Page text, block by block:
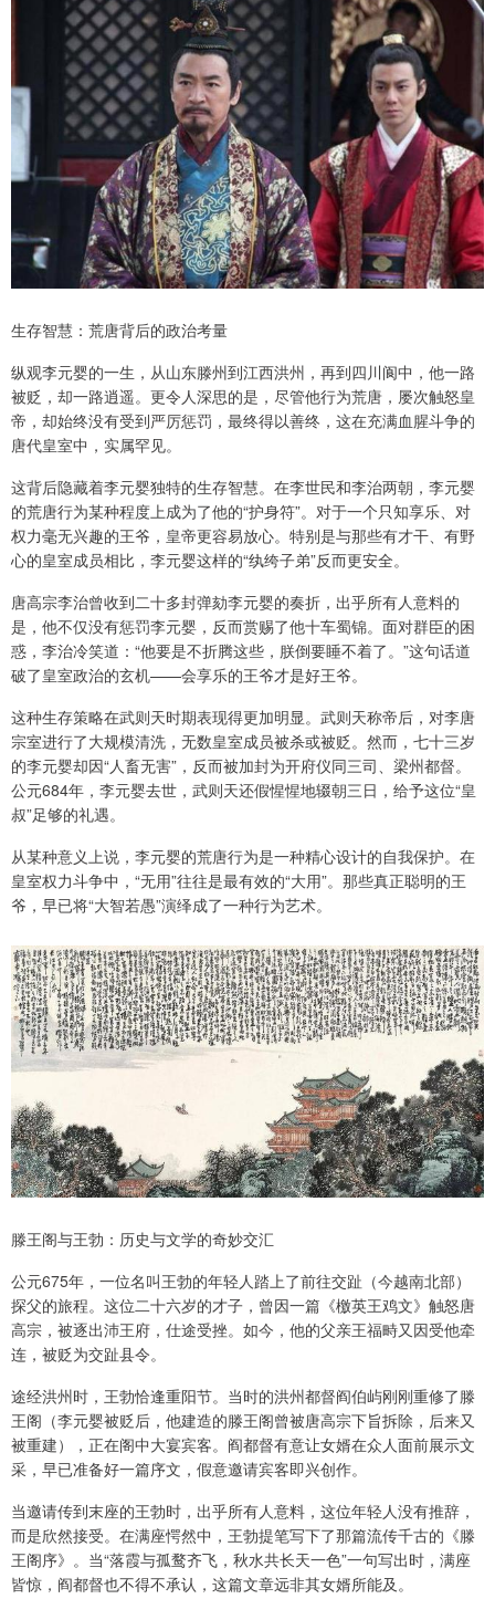
生存智慧：荒唐背后的政治考量
纵观李元婴的一生，从山东滕州到江西洪州，再到四川阆中，他一路
被贬，却一路逍遥。更令人深思的是，尽管他行为荒唐，屡次触怒皇
帝，却始终没有受到严厉惩罚，最终得以善终，这在充满血腥斗争的
唐代皇室中，实属罕见。
这背后隐藏着李元婴独特的生存智慧。在李世民和李治两朝，李元婴
的荒唐行为某种程度上成为了他的“护身符”。对于一个只知享乐、对
权力毫无兴趣的王爷，皇帝更容易放心。特别是与那些有才干、有野
心的皇室成员相比，李元婴这样的“纨绔子弟”反而更安全。
唐高宗李治曾收到二十多封弹劾李元婴的奏折，出乎所有人意料的
是，他不仅没有惩罚李元婴，反而赏赐了他十车蜀锦。面对群臣的困
惑，李治冷笑道：“他要是不折腾这些，朕倒要睡不着了。”这句话道
破了皇室政治的玄机——会享乐的王爷才是好王爷。
这种生存策略在武则天时期表现得更加明显。武则天称帝后，对李唐
宗室进行了大规模清洗，无数皇室成员被杀或被贬。然而，七十三岁
的李元婴却因“人畜无害”，反而被加封为开府仪同三司、梁州都督。
公元684年，李元婴去世，武则天还假惺惺地辍朝三日，给予这位“皇
叔”足够的礼遇。
从某种意义上说，李元婴的荒唐行为是一种精心设计的自我保护。在
皇室权力斗争中，“无用”往往是最有效的“大用”。那些真正聪明的王
爷，早已将“大智若愚”演绎成了一种行为艺术。
滕王阁与王勃：历史与文学的奇妙交汇
公元675年，一位名叫王勃的年轻人踏上了前往交趾（今越南北部）
探父的旅程。这位二十六岁的才子，曾因一篇《檄英王鸡文》触怒唐
高宗，被逐出沛王府，仕途受挫。如今，他的父亲王福畤又因受他牵
连，被贬为交趾县令。
途经洪州时，王勃恰逢重阳节。当时的洪州都督阎伯屿刚刚重修了滕
王阁（李元婴被贬后，他建造的滕王阁曾被唐高宗下旨拆除，后来又
被重建），正在阁中大宴宾客。阎都督有意让女婿在众人面前展示文
采，早已准备好一篇序文，假意邀请宾客即兴创作。
当邀请传到末座的王勃时，出乎所有人意料，这位年轻人没有推辞，
而是欣然接受。在满座愕然中，王勃提笔写下了那篇流传千古的《滕
王阁序》。当“落霞与孤鹜齐飞，秋水共长天一色”一句写出时，满座
皆惊，阎都督也不得不承认，这篇文章远非其女婿所能及。